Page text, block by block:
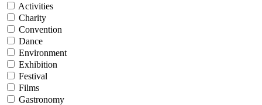
Activities
Charity
Convention
Dance
Environment
Exhibition
Festival
Films
Gastronomy